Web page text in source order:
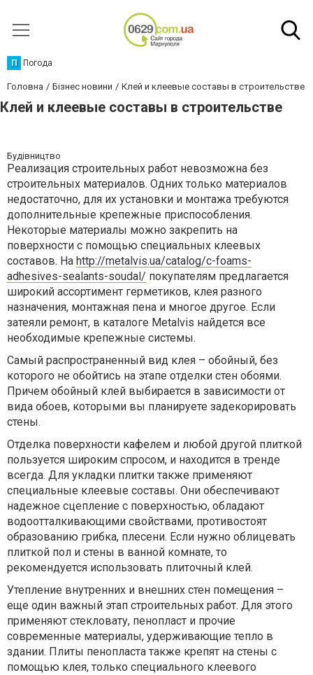
П Погода
Головна Бізнес новини Клей и клеевые составы в строительстве
Клей и клеевые составы в строительстве
Будівництво
Реализация строительных работ невозможна без
строительных материалов. Одних только материалов
недостаточно, для их установки и монтажа требуются
дополнительные крепежные приспособления.
Некоторые материалы можно закрепить на
поверхности с помощью специальных клеевых
составов. На http://metalvis.ua/catalog/c-foams-
adhesives-sealants-soudal/ покупателям предлагается
широкий ассортимент герметиков, клея разного
назначения, монтажная пена и многое другое. Если
затеяли ремонт, в каталоге Metalvis найдется все
необходимые крепежные системы.
Самый распространенный вид клея – обойный, без
которого не обойтись на этапе отделки стен обоями.
Причем обойный клей выбирается в зависимости от
вида обоев, которыми вы планируете задекорировать
стены.
Отделка поверхности кафелем и любой другой плиткой
пользуется широким спросом, и находится в тренде
всегда. Для укладки плитки также применяют
специальные клеевые составы. Они обеспечивают
надежное сцепление с поверхностью, обладают
водоотталкивающими свойствами, противостоят
образованию грибка, плесени. Если нужно облицевать
плиткой пол и стены в ванной комнате, то
рекомендуется использовать плиточный клей.
Утепление внутренних и внешних стен помещения –
еще один важный этап строительных работ. Для этого
применяют стекловату, пенопласт и прочие
современные материалы, удерживающие тепло в
здании. Плиты пенопласта также крепят на стены с
помощью клея, только специального клеевого